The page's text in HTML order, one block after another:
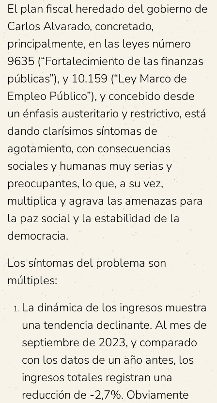
El plan fiscal heredado del gobierno de
Carlos Alvarado, concretado,
principalmente, en las leyes número
9635 (“Fortalecimiento de las finanzas
públicas”), y 10.159 (“Ley Marco de
Empleo Público”), y concebido desde
un énfasis austeritario y restrictivo, está
dando clarísimos síntomas de
agotamiento, con consecuencias
sociales y humanas muy serias y
preocupantes, lo que, a su vez,
multiplica y agrava las amenazas para
la paz social y la estabilidad de la
democracia.
Los síntomas del problema son
múltiples:
La dinámica de los ingresos muestra
una tendencia declinante. Al mes de
septiembre de 2023, y comparado
con los datos de un año antes, los
ingresos totales registran una
reducción de -2,7%. Obviamente